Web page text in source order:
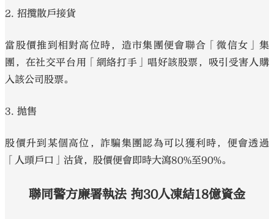
2. 招攬散戶接貨
當股價推到相對高位時，造市集團便會聯合「微信女」集
團，在社交平台用「網絡打手」唱好該股票，吸引受害人購
入該公司股票。
3. 拋售
股價升到某個高位，詐騙集團認為可以獲利時，便會透過
「人頭戶口」沽貨，股價便會即時大瀉80%至90%。
聯同警方廉署執法 拘30人凍結18億資金